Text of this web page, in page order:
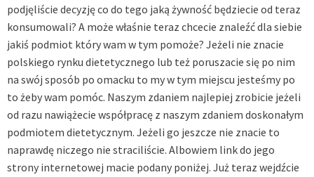
podjęliście decyzję co do tego jaką żywność będziecie od teraz
konsumowali? A może właśnie teraz chcecie znaleźć dla siebie
jakiś podmiot który wam w tym pomoże? Jeżeli nie znacie
polskiego rynku dietetycznego lub też poruszacie się po nim
na swój sposób po omacku to my w tym miejscu jesteśmy po
to żeby wam pomóc. Naszym zdaniem najlepiej zrobicie jeżeli
od razu nawiążecie współpracę z naszym zdaniem doskonałym
podmiotem dietetycznym. Jeżeli go jeszcze nie znacie to
naprawdę niczego nie straciliście. Albowiem link do jego
strony internetowej macie podany poniżej. Już teraz wejdźcie